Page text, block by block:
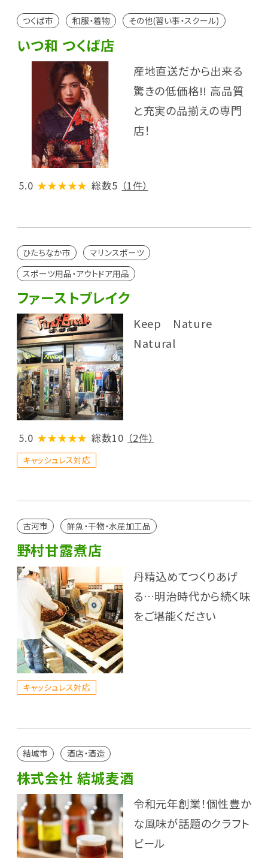
つくば市 和服・着物 その他(習い事・スクール)
いつ和 つくば店
産地直送だから出来る
驚きの低価格!! 高品質
と充実の品揃えの専門
店！
5.0 ★★★★★ 総数5 （1件）
ひたちなか市
マリンスポーツ
スポーツ用品・アウトドア用品
ファーストブレイク
Keep Nature
Natural
5.0 ★★★★★ 総数10 （2件）
キャッシュレス対応
古河市 鮮魚・干物・水産加工品
野村甘露煮店
丹精込めてつくりあげ
る…明治時代から続く味
をご堪能ください
キャッシュレス対応
結城市 酒店・酒造
株式会社 結城麦酒
令和元年創業！個性豊か
な風味が話題のクラフト
ビール